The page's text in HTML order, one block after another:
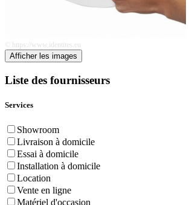
© https://www.identites.eu
Afficher les images
Liste des fournisseurs
Services
Showroom
Livraison à domicile
Essai à domicile
Installation à domicile
Location
Vente en ligne
Matériel d'occasion